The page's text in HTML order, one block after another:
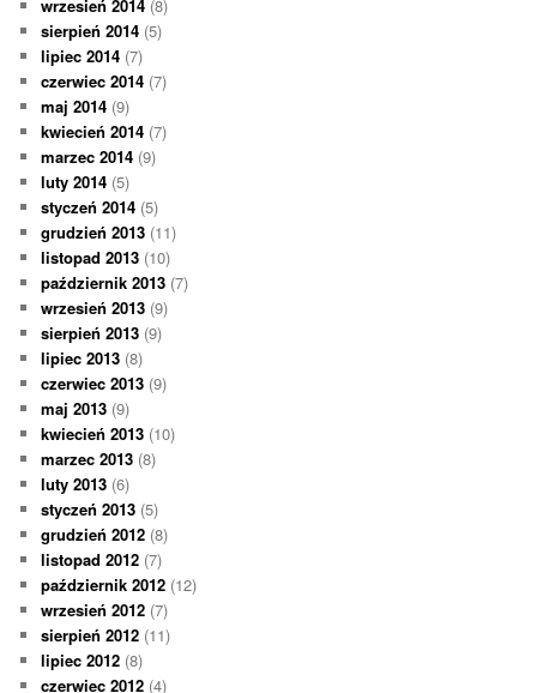
wrzesień 2014 (8)
sierpień 2014 (5)
lipiec 2014 (7)
czerwiec 2014 (7)
maj 2014 (9)
kwiecień 2014 (7)
marzec 2014 (9)
luty 2014 (5)
styczeń 2014 (5)
grudzień 2013 (11)
listopad 2013 (10)
październik 2013 (7)
wrzesień 2013 (9)
sierpień 2013 (9)
lipiec 2013 (8)
czerwiec 2013 (9)
maj 2013 (9)
kwiecień 2013 (10)
marzec 2013 (8)
luty 2013 (6)
styczeń 2013 (5)
grudzień 2012 (8)
listopad 2012 (7)
październik 2012 (12)
wrzesień 2012 (7)
sierpień 2012 (11)
lipiec 2012 (8)
czerwiec 2012 (4)